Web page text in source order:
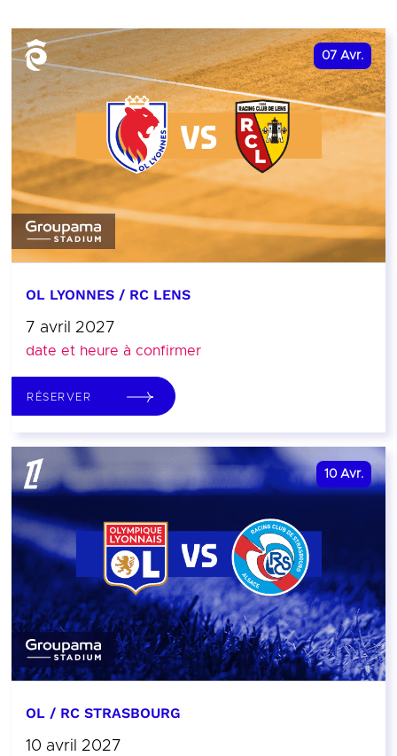
07 Avr.
OL LYONNES / RC LENS
7 avril 2027
date et heure à confirmer
RÉSERVER
10 Avr.
OL / RC STRASBOURG
10 avril 2027